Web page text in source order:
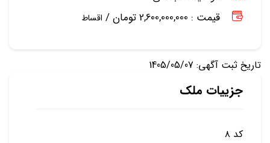
قیمت : 2,600,000,000 تومان /
اقساط
تاریخ ثبت آگهی: 1405/05/07
جزییات ملک
کد ۸